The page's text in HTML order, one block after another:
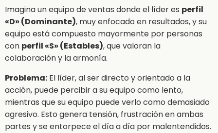
Imagina un equipo de ventas donde el líder es perfil
«D» (Dominante), muy enfocado en resultados, y su
equipo está compuesto mayormente por personas
con perfil «S» (Estables), que valoran la
colaboración y la armonía.
Problema: El líder, al ser directo y orientado a la
acción, puede percibir a su equipo como lento,
mientras que su equipo puede verlo como demasiado
agresivo. Esto genera tensión, frustración en ambas
partes y se entorpece el día a día por malentendidos.